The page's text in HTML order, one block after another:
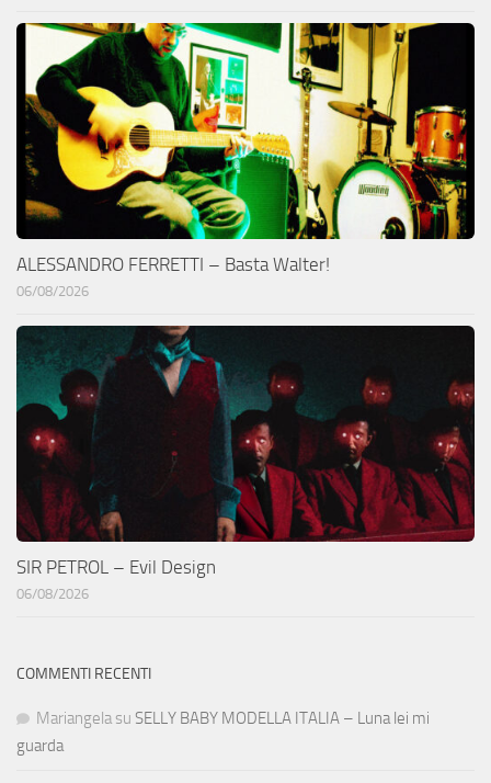
ALESSANDRO FERRETTI – Basta Walter!
06/08/2026
SIR PETROL – Evil Design
06/08/2026
COMMENTI RECENTI
Mariangela su SELLY BABY MODELLA ITALIA – Luna lei mi
guarda